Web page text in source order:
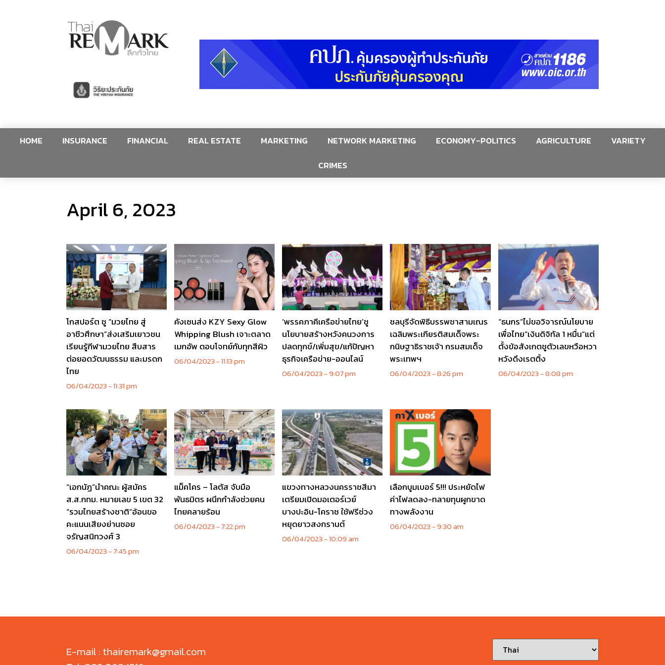
HOME INSURANCE FINANCIAL REAL ESTATE MARKETING NETWORK MARKETING ECONOMY-POLITICS AGRICULTURE
VARIETY
CRIMES
April 6, 2023
โกสปอร์ต ชู “มวยไทย สู่
อาชีวศึกษา”ส่งเสริมเยาวชน
เรียนรู้กีฬามวยไทย สืบสาร
ต่อยอดวัฒนธรรม และมรดก
ไทย
06/04/2023 11:31 pm
คังเซนส่ง KZY Sexy Glow
Whipping Blush เจาะตลาด
เมกอัพ ตอบโจทย์กับทุกสีผิว
06/04/2023 11:13 pm
‘พรรคภาคีเครือข่ายไทย’ชู
นโยบายสร้างหวังคนวงการ
ปลดทุกข์/เพิ่มสุข/แก้ปัญหา
ธุรกิจเครือข่าย-ออนไลน์
06/04/2023 9:07 pm
ชลบุรีจัดพิธีบรรพชาสามเณร
เฉลิมพระเกียรติสมเด็จพระ
กนิษฐาธิราชเจ้า กรมสมเด็จ
พระเทพฯ
06/04/2023 8:26 pm
“ธนกร”ไม่ขอวิจารณ์นโยบาย
เพื่อไทย“เงินดิจิทัล 1 หมื่น”แต่
ตั้งข้อสังเกตชูตัวเลขหวือหวา
หวังดึงเรตติ้ง
06/04/2023 8:08 pm
“เอกนัฏ”นำคณะ ผู้สมัคร
ส.ส.กทม. หมายเลข 5 เขต 32
“รวมไทยสร้างชาติ”อ้อนขอ
คะแนนเสียงย่านซอย
จรัญสนิทวงศ์ 3
06/04/2023 7:45 pm
แม็คโคร – โลตัส จับมือ
พันธมิตร ผนึกกำลังช่วยคน
ไทยคลายร้อน
06/04/2023 7:22 pm
แขวงทางหลวงนครราชสีมา
เตรียมเปิดมอเตอร์เวย์
บางปะอิน-โคราช ใช้ฟรีช่วง
หยุดยาวสงกรานต์
06/04/2023 10:09 am
เลือกบูมเบอร์ 5!!! ประหยัดไฟ
ค่าไฟลดลง-ทลายทุนผูกขาด
ทางพลังงาน
06/04/2023 9:30 am
E-mail : thairemark@gmail.com